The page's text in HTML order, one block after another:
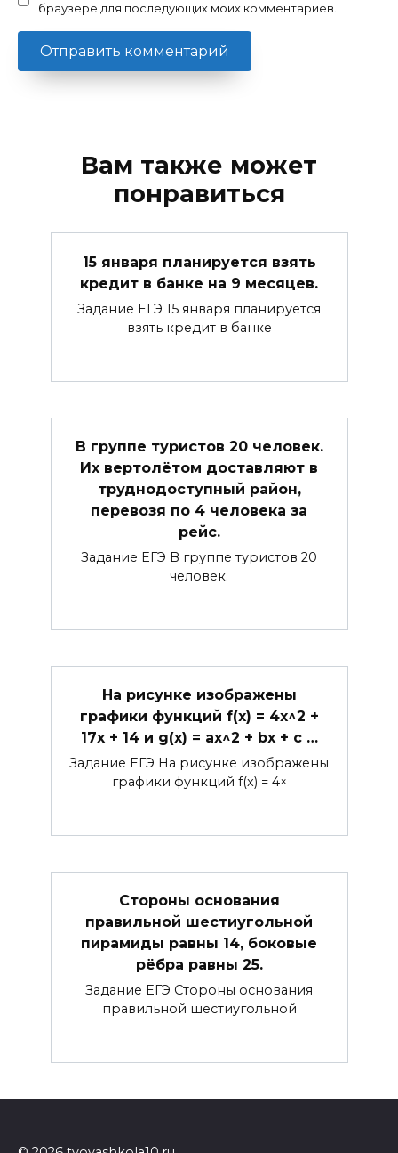
браузере для последующих моих комментариев.
Вам также может
понравиться
15 января планируется взять
кредит в банке на 9 месяцев.
Задание ЕГЭ 15 января планируется
взять кредит в банке
В группе туристов 20 человек.
Их вертолётом доставляют в
труднодоступный район,
перевозя по 4 человека за
рейс.
Задание ЕГЭ В группе туристов 20
человек.
На рисунке изображены
графики функций f(x) = 4x^2 +
17x + 14 и g(x) = ax^2 + bx + c …
Задание ЕГЭ На рисунке изображены
графики функций f(x) = 4×
Стороны основания
правильной шестиугольной
пирамиды равны 14, боковые
рёбра равны 25.
Задание ЕГЭ Стороны основания
правильной шестиугольной